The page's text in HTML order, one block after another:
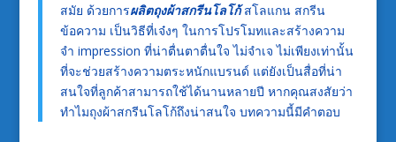
สมัย ด้วยการผลิตถุงผ้าสกรีนโลโก้สโลแกน สกรีน
ข้อความ เป็นวิธีที่เจ๋งๆ ในการโปรโมทและสร้างความ
จำ impression ที่น่าตื่นตาตื่นใจ ไม่จำเจ ไม่เพียงเท่านั้น
ที่จะช่วยสร้างความตระหนักแบรนด์ แต่ยังเป็นสื่อที่น่า
สนใจที่ลูกค้าสามารถใช้ได้นานหลายปี หากคุณสงสัยว่า
ทำไมถุงผ้าสกรีนโลโก้ถึงน่าสนใจ บทความนี้มีคำตอบ